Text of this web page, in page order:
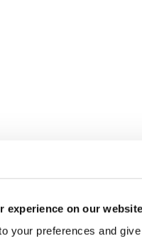
experience on our website
your preferences and